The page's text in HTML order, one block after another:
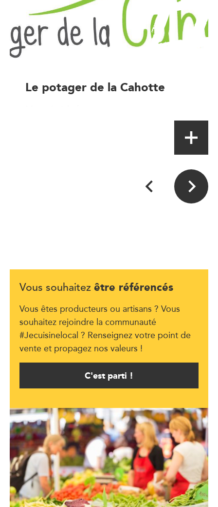
Le potager de la Cahotte
Vous souhaitez être référencés
Vous êtes producteurs ou artisans ? Vous
souhaitez rejoindre la communauté
#Jecuisinelocal ? Renseignez votre point de
vente et propagez nos valeurs !
C'est parti !